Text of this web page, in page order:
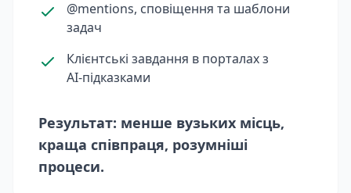
@mentions, сповіщення та шаблони
задач
Клієнтські завдання в порталах з
AI‑підказками
Результат: менше вузьких місць,
краща співпраця, розумніші
процеси.